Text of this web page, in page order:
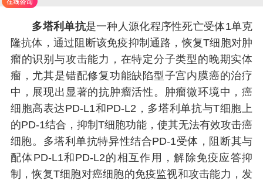
多塔利单抗是一种人源化程序性死亡受体1单克
隆抗体，通过阻断该免疫抑制通路，恢复T细胞对肿
瘤的识别与攻击能力，在特定分子类型的晚期实体
瘤，尤其是错配修复功能缺陷型子宫内膜癌的治疗
中，展现出显著的抗肿瘤活性。肿瘤微环境中，癌
细胞高表达PD-L1和PD-L2，多塔利单抗与T细胞上
的PD-1结合，抑制T细胞功能，使其无法有效攻击癌
细胞。多塔利单抗特异性结合PD-1受体，阻断其与
配体PD-L1和PD-L2的相互作用，解除免疫应答抑
制，恢复T细胞对癌细胞的免疫监视和攻击能力，发